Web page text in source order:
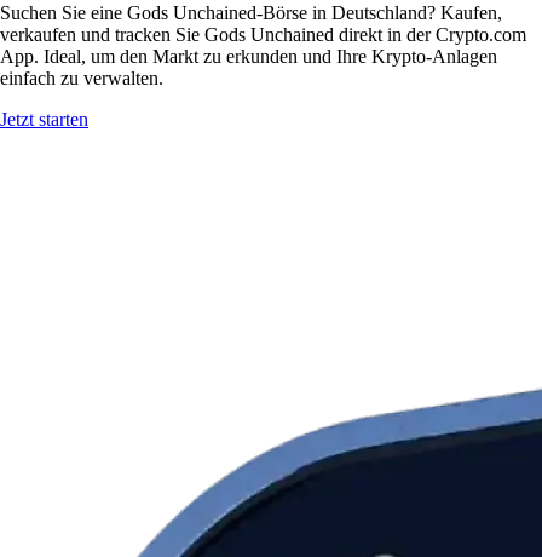
Suchen Sie eine Gods Unchained-Börse in Deutschland? Kaufen,
verkaufen und tracken Sie Gods Unchained direkt in der Crypto.com
App. Ideal, um den Markt zu erkunden und Ihre Krypto-Anlagen
einfach zu verwalten.
Jetzt starten